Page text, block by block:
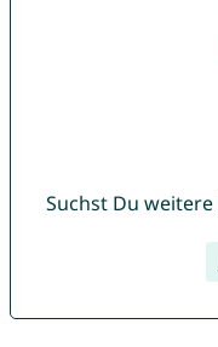
Suchst Du